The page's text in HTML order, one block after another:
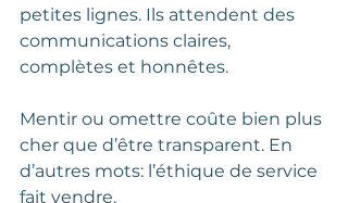
petites lignes. Ils attendent des
communications claires,
complètes et honnêtes.
Mentir ou omettre coûte bien plus
cher que d’être transparent. En
d’autres mots: l’éthique de service
fait vendre.